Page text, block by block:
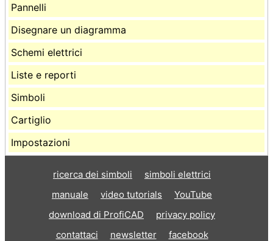
Pannelli
Disegnare un diagramma
Schemi elettrici
Liste e reporti
Simboli
Cartiglio
Impostazioni
ricerca dei simboli
simboli elettrici
manuale
video tutorials
YouTube
download di ProfiCAD
privacy policy
contattaci
newsletter facebook